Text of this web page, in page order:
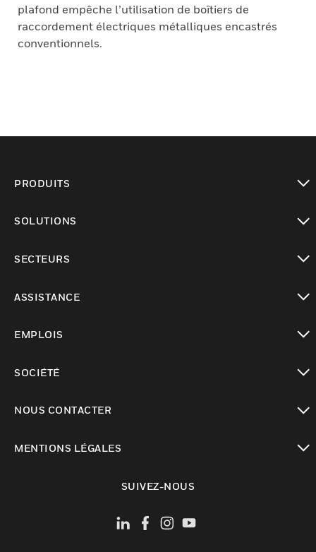
plafond empêche l’utilisation de boîtiers de
raccordement électriques métalliques encastrés
conventionnels.
PRODUITS
SOLUTIONS
SECTEURS
ASSISTANCE
EMPLOIS
SOCIÉTÉ
NOUS CONTACTER
MENTIONS LÉGALES
SUIVEZ-NOUS